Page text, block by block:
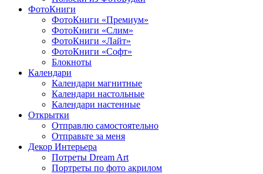
ФотоКниги
ФотоКниги «Премиум»
ФотоКниги «Слим»
ФотоКниги «Лайт»
ФотоКниги «Софт»
Блокноты
Календари
Календари магнитные
Календари настольные
Календари настенные
Открытки
Отправлю самостоятельно
Отправьте за меня
Декор Интерьера
Потреты Dream Art
Портреты по фото акрилом